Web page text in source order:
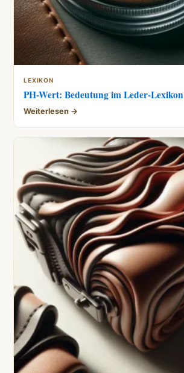
LEXIKON
PH-Wert: Bedeutung im Leder-Lexikon
Weiterlesen →